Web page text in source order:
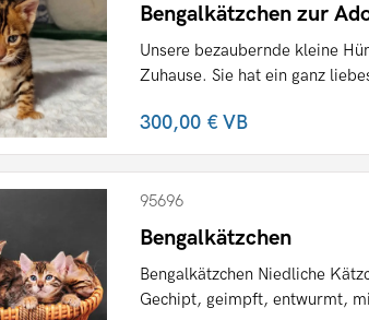
Bengalkätzchen zur
Unsere bezaubernde kleine
Zuhause. Sie hat ein ganz
300,00 €VB
95696
Bengalkätzchen
Bengalkätzchen Niedliche
Gechipt, geimpft, entwurmt,